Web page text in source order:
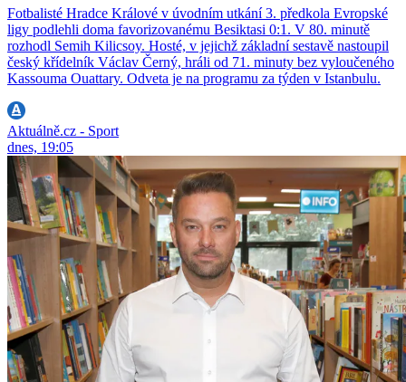
Fotbalisté Hradce Králové v úvodním utkání 3. předkola Evropské
ligy podlehli doma favorizovanému Besiktasi 0:1. V 80. minutě
rozhodl Semih Kilicsoy. Hosté, v jejichž základní sestavě nastoupil
český křídelník Václav Černý, hráli od 71. minuty bez vyloučeného
Kassouma Ouattary. Odveta je na programu za týden v Istanbulu.
Aktuálně.cz - Sport
dnes, 19:05